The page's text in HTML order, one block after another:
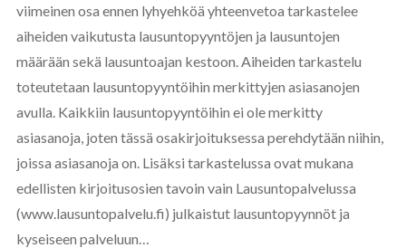
viimeinen osa ennen lyhyehköä yhteenvetoa tarkastelee
aiheiden vaikutusta lausuntopyyntöjen ja lausuntojen
määrään sekä lausuntoajan kestoon. Aiheiden tarkastelu
toteutetaan lausuntopyyntöihin merkittyjen asiasanojen
avulla. Kaikkiin lausuntopyyntöihin ei ole merkitty
asiasanoja, joten tässä osakirjoituksessa perehdytään niihin,
joissa asiasanoja on. Lisäksi tarkastelussa ovat mukana
edellisten kirjoitusosien tavoin vain Lausuntopalvelussa
(www.lausuntopalvelu.fi) julkaistut lausuntopyynnöt ja
kyseiseen palveluun…